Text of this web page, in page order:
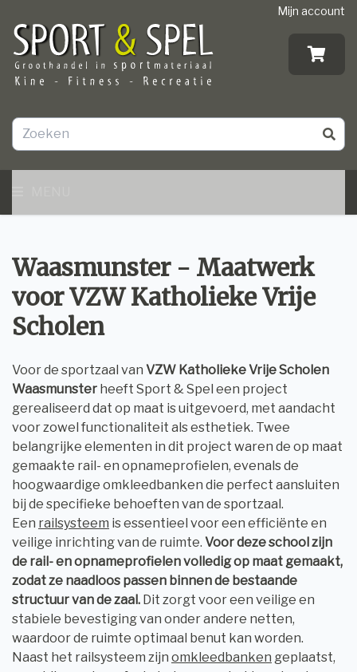
Mijn account
Waasmunster - Maatwerk
voor VZW Katholieke Vrije
Scholen
Voor de sportzaal van VZW Katholieke Vrije Scholen
Waasmunster heeft Sport & Spel een project
gerealiseerd dat op maat is uitgevoerd, met aandacht
voor zowel functionaliteit als esthetiek. Twee
belangrijke elementen in dit project waren de op maat
gemaakte rail- en opnameprofielen, evenals de
hoogwaardige omkleedbanken die perfect aansluiten
bij de specifieke behoeften van de sportzaal.
Een railsysteem is essentieel voor een efficiënte en
veilige inrichting van de ruimte. Voor deze school zijn
de rail- en opnameprofielen volledig op maat gemaakt,
zodat ze naadloos passen binnen de bestaande
structuur van de zaal. Dit zorgt voor een veilige en
stabiele bevestiging van onder andere netten,
waardoor de ruimte optimaal benut kan worden.
Naast het railsysteem zijn omkleedbanken geplaatst,